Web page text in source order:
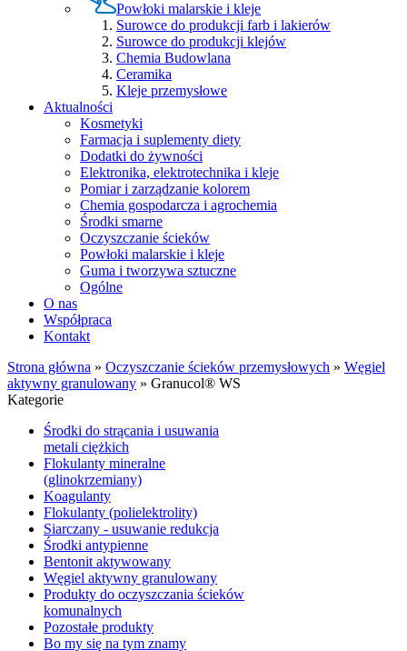
Powłoki malarskie i kleje
Surowce do produkcji farb i lakierów
Surowce do produkcji klejów
Chemia Budowlana
Ceramika
Kleje przemysłowe
Aktualności
Kosmetyki
Farmacja i suplementy diety
Dodatki do żywności
Elektronika, elektrotechnika i kleje
Pomiar i zarządzanie kolorem
Chemia gospodarcza i agrochemia
Środki smarne
Oczyszczanie ścieków
Powłoki malarskie i kleje
Guma i tworzywa sztuczne
Ogólne
O nas
Współpraca
Kontakt
Strona główna » Oczyszczanie ścieków przemysłowych » Węgiel
aktywny granulowany » Granucol® WS
Kategorie
Środki do strącania i usuwania
metali ciężkich
Flokulanty mineralne
(glinokrzemiany)
Koagulanty
Flokulanty (polielektrolity)
Siarczany - usuwanie redukcja
Środki antypienne
Bentonit aktywowany
Węgiel aktywny granulowany
Produkty do oczyszczania ścieków
komunalnych
Pozostałe produkty
Bo my się na tym znamy